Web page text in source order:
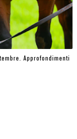
Approfondimenti